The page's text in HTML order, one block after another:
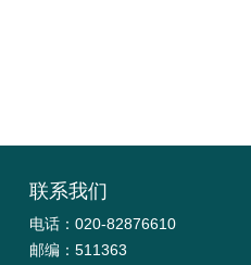
联系我们
电话：020-82876610
邮编：511363